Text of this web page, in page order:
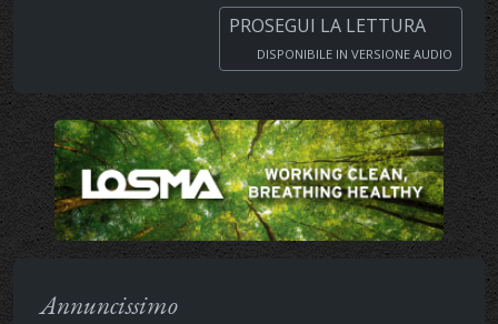
PROSEGUI LA LETTURA
DISPONIBILE IN VERSIONE AUDIO
Annuncissimo